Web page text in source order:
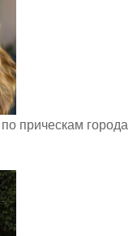
прическам города